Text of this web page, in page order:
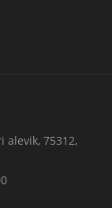
alevik, 75312,